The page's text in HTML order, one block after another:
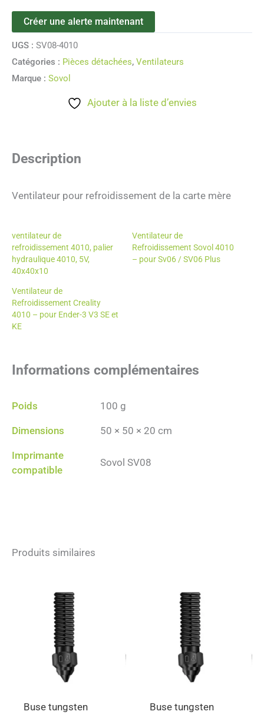
Créer une alerte maintenant
UGS : SV08-4010
Catégories : Pièces détachées, Ventilateurs
Marque : Sovol
Ajouter à la liste d’envies
Description
Ventilateur pour refroidissement de la carte mère
ventilateur de
refroidissement 4010, palier
hydraulique 4010, 5V,
40x40x10
Ventilateur de
Refroidissement Sovol 4010
– pour Sv06 / SV06 Plus
Ventilateur de
Refroidissement Creality
4010 – pour Ender-3 V3 SE et
KE
Informations complémentaires
Poids 100 g
Dimensions 50 × 50 × 20 cm
Imprimante
compatible
Sovol SV08
Produits similaires
Buse tungsten
Buse tungsten